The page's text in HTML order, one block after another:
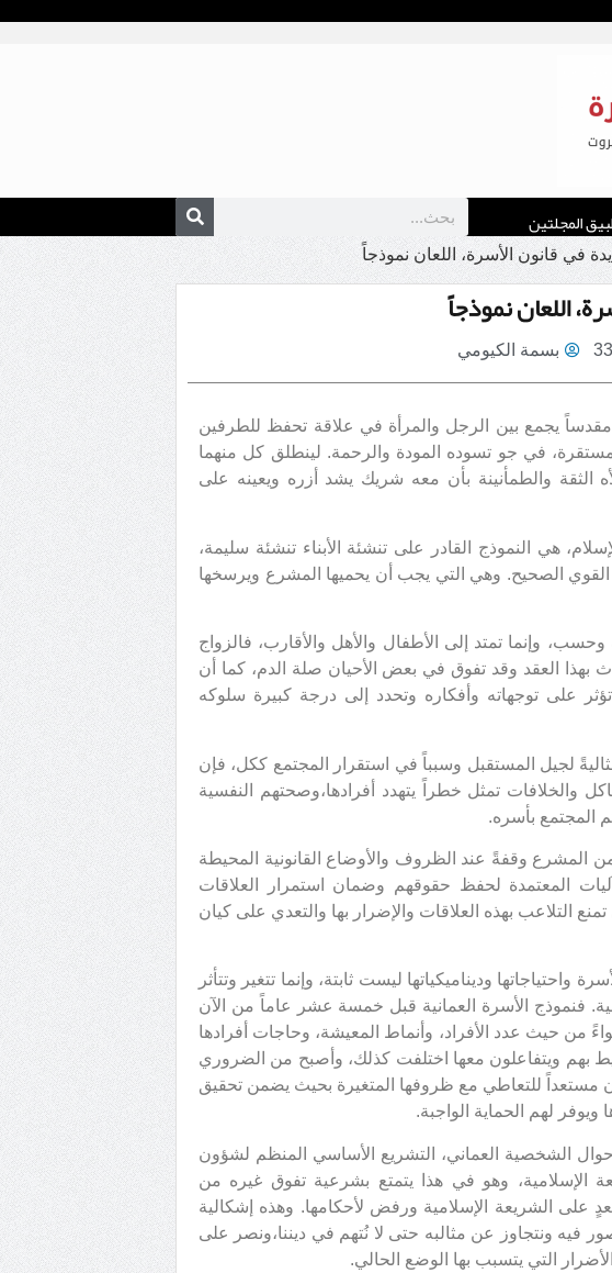
المجلتين
في قانون الأسرة، اللعان نموذجاً
اللعان نموذجاً
بسمة الكيومي
يجمع بين الرجل والمرأة في علاقة تحفظ للطرفين
في جو تسوده المودة والرحمة. لينطلق كل منهما
الثقة والطمأنينة بأن معه شريك يشد أزره ويعينه على
هي النموذج القادر على تنشئة الأبناء تنشئة سليمة،
القوي الصحيح. وهي التي يجب أن يحميها المشرع ويرسخها
وإنما تمتد إلى الأطفال والأهل والأقارب، فالزواج
بهذا العقد وقد تفوق في بعض الأحيان صلة الدم، كما أن
تؤثر على توجهاته وأفكاره وتحدد إلى درجة كبيرة سلوكه
لجيل المستقبل وسبباً في استقرار المجتمع ككل، فإن
والخلافات تمثل خطراً يتهدد أفرادها،وصحتهم النفسية
المجتمع بأسره.
المشرع وقفةً عند الظروف والأوضاع القانونية المحيطة
المعتمدة لحفظ حقوقهم وضمان استمرار العلاقات
التلاعب بهذه العلاقات والإضرار بها والتعدي على كيان
واحتياجاتها وديناميكياتها ليست ثابتة، وإنما تتغير وتتأثر
فنموذج الأسرة العمانية قبل خمسة عشر عاماً من الآن
من حيث عدد الأفراد، وأنماط المعيشة، وحاجات أفرادها
بهم ويتفاعلون معها اختلفت كذلك، وأصبح من الضروري
مستعداً للتعاطي مع ظروفها المتغيرة بحيث يضمن تحقيق
لهم الحماية الواجبة.
الشخصية العماني، التشريع الأساسي المنظم لشؤون
الإسلامية، وهو في هذا يتمتع بشرعية تفوق غيره من
تعدٍ على الشريعة الإسلامية ورفض لأحكامها. وهذه إشكالية
ونتجاوز عن مثالبه حتى لا نُتهم في ديننا،ونصر على
التي يتسبب بها الوضع الحالي.